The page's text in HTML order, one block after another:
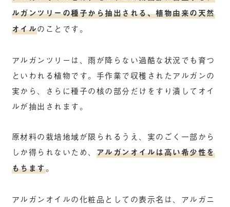
ルガンツリーの種子から抽出される、植物由来の天然
オイルのことです。
アルガンツリーは、雨が降らない過酷な状況でも育つ
といわれる植物です。手作業で収穫されたアルガンの
実から、さらに種子の核の部分だけをすり潰してオイ
ルが抽出されます。
原材料の栽培地域が限られるうえ、実のごく一部から
しか得られないため、 アルガンオイルは高い希少性を
もちます。
アルガンオイルの化粧品としての表示名は、アルガニ